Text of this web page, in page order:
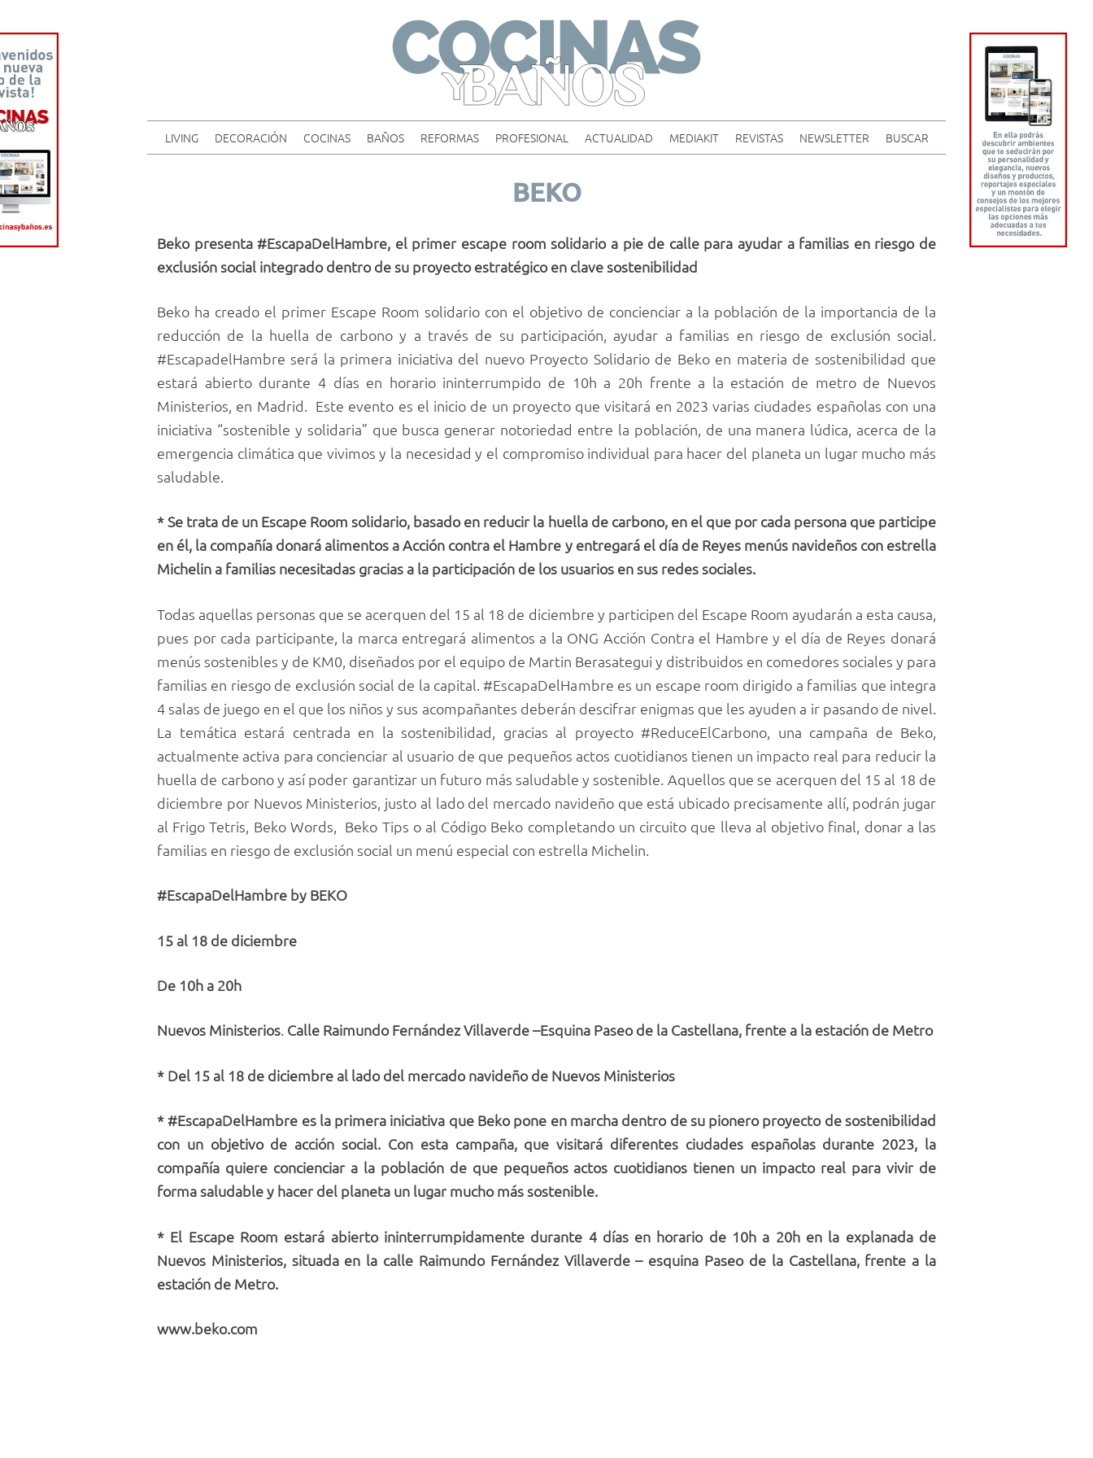
content
LIVING DECORACIÓN COCINAS BAÑOS REFORMAS PROFESIONAL ACTUALIDAD MEDIAKIT REVISTAS NEWSLETTER BUSCAR
BEKO
Beko presenta #EscapaDelHambre, el primer escape room solidario a pie de calle para ayudar a familias en riesgo de
exclusión social integrado dentro de su proyecto estratégico en clave sostenibilidad
Beko ha creado el primer Escape Room solidario con el objetivo de concienciar a la población de la importancia de la
reducción de la huella de carbono y a través de su participación, ayudar a familias en riesgo de exclusión social.
#EscapadelHambre será la primera iniciativa del nuevo Proyecto Solidario de Beko en materia de sostenibilidad que
estará abierto durante 4 días en horario ininterrumpido de 10h a 20h frente a la estación de metro de Nuevos
Ministerios, en Madrid. Este evento es el inicio de un proyecto que visitará en 2023 varias ciudades españolas con una
iniciativa “sostenible y solidaria” que busca generar notoriedad entre la población, de una manera lúdica, acerca de la
emergencia climática que vivimos y la necesidad y el compromiso individual para hacer del planeta un lugar mucho más
saludable.
* Se trata de un Escape Room solidario, basado en reducir la huella de carbono, en el que por cada persona que participe
en él, la compañía donará alimentos a Acción contra el Hambre y entregará el día de Reyes menús navideños con estrella
Michelin a familias necesitadas gracias a la participación de los usuarios en sus redes sociales.
Todas aquellas personas que se acerquen del 15 al 18 de diciembre y participen del Escape Room ayudarán a esta causa,
pues por cada participante, la marca entregará alimentos a la ONG Acción Contra el Hambre y el día de Reyes donará
menús sostenibles y de KM0, diseñados por el equipo de Martin Berasategui y distribuidos en comedores sociales y para
familias en riesgo de exclusión social de la capital. #EscapaDelHambre es un escape room dirigido a familias que integra
4 salas de juego en el que los niños y sus acompañantes deberán descifrar enigmas que les ayuden a ir pasando de nivel.
La temática estará centrada en la sostenibilidad, gracias al proyecto #ReduceElCarbono, una campaña de Beko,
actualmente activa para concienciar al usuario de que pequeños actos cuotidianos tienen un impacto real para reducir la
huella de carbono y así poder garantizar un futuro más saludable y sostenible. Aquellos que se acerquen del 15 al 18 de
diciembre por Nuevos Ministerios, justo al lado del mercado navideño que está ubicado precisamente allí, podrán jugar
al Frigo Tetris, Beko Words, Beko Tips o al Código Beko completando un circuito que lleva al objetivo final, donar a las
familias en riesgo de exclusión social un menú especial con estrella Michelin.
#EscapaDelHambre by BEKO
15 al 18 de diciembre
De 10h a 20h
Nuevos Ministerios. Calle Raimundo Fernández Villaverde –Esquina Paseo de la Castellana, frente a la estación de Metro
* Del 15 al 18 de diciembre al lado del mercado navideño de Nuevos Ministerios
* #EscapaDelHambre es la primera iniciativa que Beko pone en marcha dentro de su pionero proyecto de sostenibilidad
con un objetivo de acción social. Con esta campaña, que visitará diferentes ciudades españolas durante 2023, la
compañía quiere concienciar a la población de que pequeños actos cuotidianos tienen un impacto real para vivir de
forma saludable y hacer del planeta un lugar mucho más sostenible.
* El Escape Room estará abierto ininterrumpidamente durante 4 días en horario de 10h a 20h en la explanada de
Nuevos Ministerios, situada en la calle Raimundo Fernández Villaverde – esquina Paseo de la Castellana, frente a la
estación de Metro.
www.beko.com